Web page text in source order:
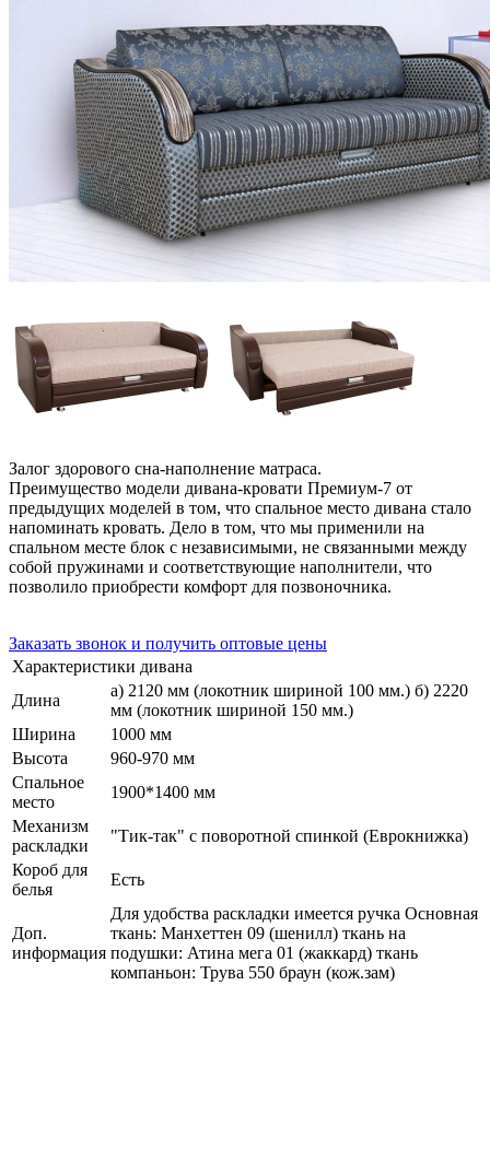
Залог здорового сна-наполнение матраса.
Преимущество модели дивана-кровати Премиум-7 от
предыдущих моделей в том, что спальное место дивана стало
напоминать кровать. Дело в том, что мы применили на
спальном месте блок с независимыми, не связанными между
собой пружинами и соответствующие наполнители, что
позволило приобрести комфорт для позвоночника.
Заказать звонок и получить оптовые цены
Характеристики дивана
Длина
а) 2120 мм (локотник шириной 100 мм.) б) 2220
мм (локотник шириной 150 мм.)
Ширина
1000 мм
Высота
960-970 мм
Спальное
место
1900*1400 мм
Механизм
раскладки
"Тик-так" с поворотной спинкой (Еврокнижка)
Короб для
белья
Есть
Доп.
информация
Для удобства раскладки имеется ручка Основная
ткань: Манхеттен 09 (шенилл) ткань на
подушки: Атина мега 01 (жаккард) ткань
компаньон: Трува 550 браун (кож.зам)